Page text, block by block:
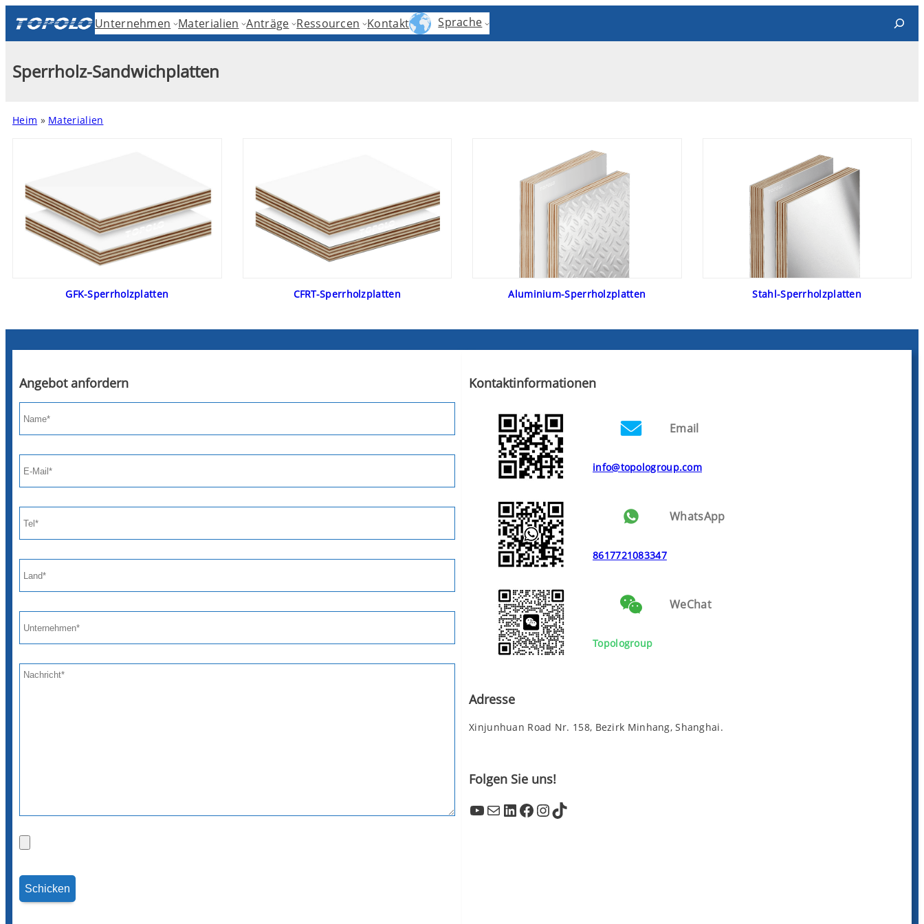
Unternehmen Materialien Anträge Ressourcen Kontakt Sprache Search
Sperrholz-Sandwichplatten
Heim » Materialien
GFK-Sperrholzplatten CFRT-Sperrholzplatten Aluminium-Sperrholzplatten Stahl-Sperrholzplatten
Angebot anfordern Kontaktinformationen
Email
info@topologroup.com
WhatsApp
8617721083347
WeChat
Topologroup
Adresse
Xinjunhuan Road Nr. 158, Bezirk Minhang, Shanghai.
Folgen Sie uns!
YouTube Mail LinkedIn Facebook InstagramTikTok